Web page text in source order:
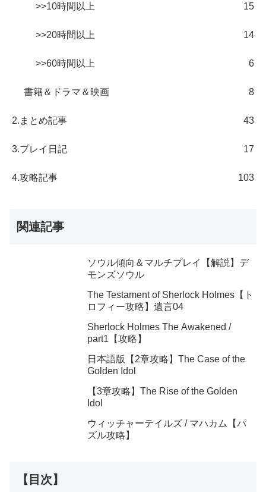
>>10時間以上 15
>>20時間以上 14
>>60時間以上 6
書籍＆ドラマ＆映画 8
2.まとめ記事 43
3.プレイ日記 17
4.攻略記事 103
関連記事
ソウル傾向＆マルチプレイ【解説】デ
モンズソウル
The Testament of Sherlock Holmes【ト
ロフィー攻略】遺言04
Sherlock Holmes The Awakened /
part1【攻略】
日本語版【2章攻略】The Case of the
Golden Idol
【3章攻略】The Rise of the Golden
Idol
ウィッチャーテイルズ / マハカム【パ
ズル攻略】
【目次】